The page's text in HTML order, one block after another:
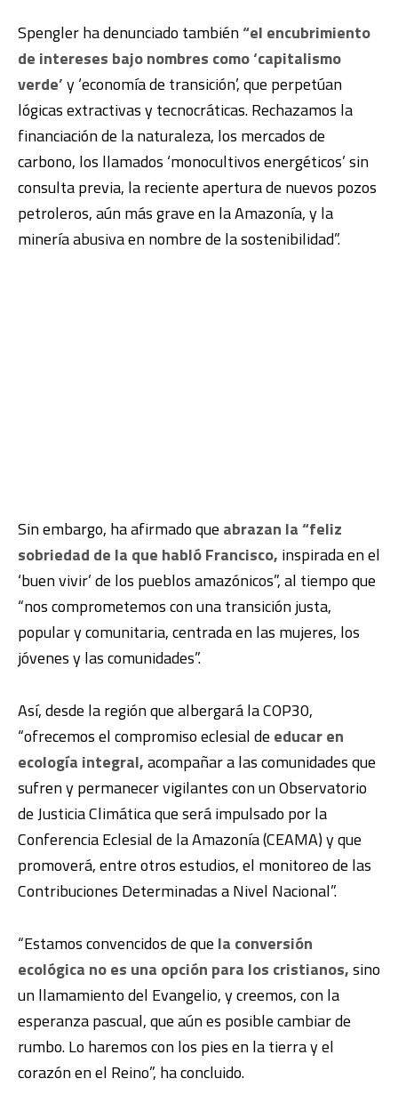
Spengler ha denunciado también“el encubrimiento
de intereses bajo nombres como ‘capitalismo
verde’y ‘economía de transición’, que perpetúan
lógicas extractivas y tecnocráticas. Rechazamos la
financiación de la naturaleza, los mercados de
carbono, los llamados ‘monocultivos energéticos’ sin
consulta previa, la reciente apertura de nuevos pozos
petroleros, aún más grave en la Amazonía, y la
minería abusiva en nombre de la sostenibilidad”.
Sin embargo, ha afirmado que abrazan la “feliz
sobriedad de la que habló Francisco, inspirada en el
‘buen vivir’ de los pueblos amazónicos”, al tiempo que
“nos comprometemos con una transición justa,
popular y comunitaria, centrada en las mujeres, los
jóvenes y las comunidades”.
Así, desde la región que albergará la COP30,
“ofrecemos el compromiso eclesial de educar en
ecología integral,acompañar a las comunidades que
sufren y permanecer vigilantes con un Observatorio
de Justicia Climática que será impulsado por la
Conferencia Eclesial de la Amazonía (CEAMA) y que
promoverá, entre otros estudios, el monitoreo de las
Contribuciones Determinadas a Nivel Nacional”.
“Estamos convencidos de que la conversión
ecológica no es una opción para los cristianos,sino
un llamamiento del Evangelio, y creemos, con la
esperanza pascual, que aún es posible cambiar de
rumbo. Lo haremos con los pies en la tierra y el
corazón en el Reino”, ha concluido.